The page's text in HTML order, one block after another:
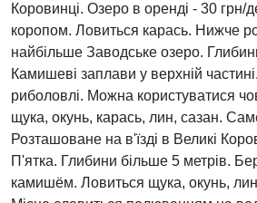
Коровинці. Озеро в оренді - 30 грн/
коропом. Ловиться карась. Нижче
найбільше Заводське озеро.
Камишеві заплави у верхній
риболовлі. Можна користуватися
щука, окунь, карась, лин, сазан.
Розташоване на в'їзді в Великі
П'ятка. Глибини більше 5 метрів.
камишём. Ловиться щука, окунь,